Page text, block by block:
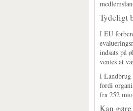
Tydeligt
I EU
indsats på
ventes at
I Landbrug
fordi
fra 252
Kan